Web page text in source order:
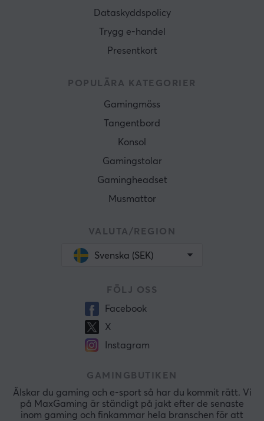
Dataskyddspolicy
Trygg e-handel
Presentkort
POPULÄRA KATEGORIER
Gamingmöss
Tangentbord
Konsol
Gamingstolar
Gamingheadset
Musmattor
VALUTA/REGION
Svenska (SEK)
FÖLJ OSS
Facebook
X
Instagram
GAMINGBUTIKEN
Älskar du gaming och e-sport så har du kommit rätt. Vi
på MaxGaming är ständigt på jakt efter de senaste
inom gaming och finkammar hela branschen för att